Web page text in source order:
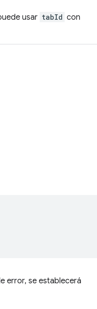
usar tabId con
error, se establecerá